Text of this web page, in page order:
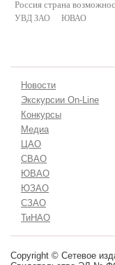
Россия страна
УВД ЗАО
ЮВАО
Новости
Экскурсии On-Line
Конкурсы
Медиа
ЦАО
СВАО
ЮВАО
ЮЗАО
СЗАО
ТиНАО
Copyright © Сетевое